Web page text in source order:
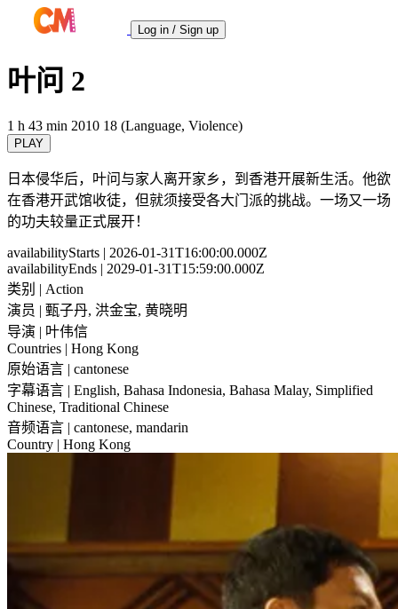
Log in / Sign up
叶问 2
1 h 43 min 2010 18 (Language, Violence)
PLAY
日本侵华后，叶问与家人离开家乡，到香港开展新生活。他欲
在香港开武馆收徒，但就须接受各大门派的挑战。一场又一场
的功夫较量正式展开！
availabilityStarts | 2026-01-31T16:00:00.000Z
availabilityEnds | 2029-01-31T15:59:00.000Z
类别 | Action
演员 | 甄子丹, 洪金宝, 黄晓明
导演 | 叶伟信
Countries | Hong Kong
原始语言 | cantonese
字幕语言 | English, Bahasa Indonesia, Bahasa Malay, Simplified
Chinese, Traditional Chinese
音频语言 | cantonese, mandarin
Country | Hong Kong